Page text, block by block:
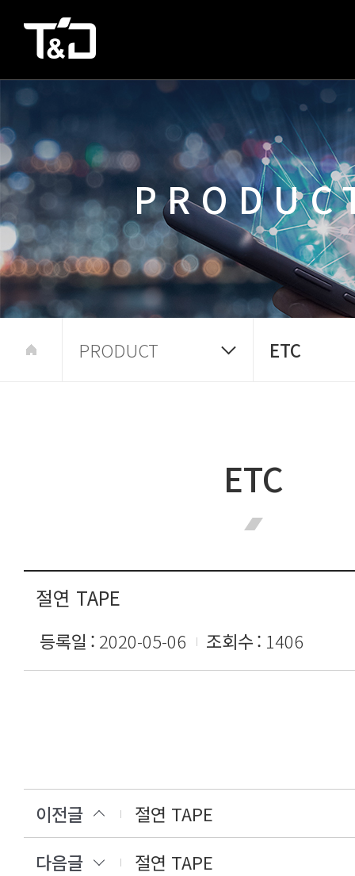
PRODUCT ETC
ETC
절연 TAPE
등록일 2020-05-06 조회수 1406
이전글
절연 TAPE
다음글
절연 TAPE